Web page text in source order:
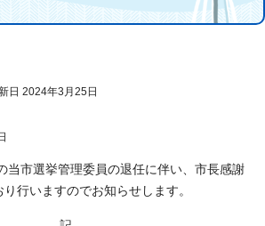
日 2024年3月25日
市選挙管理委員の退任に伴い、市長感謝
行いますのでお知らせします。